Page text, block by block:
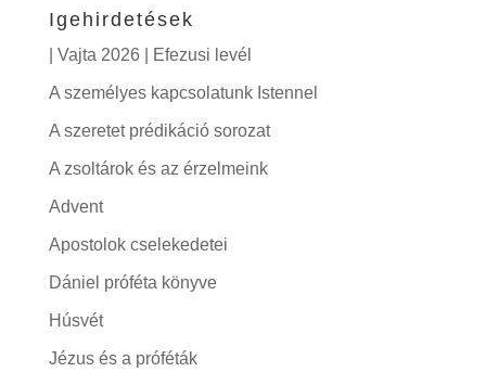
Igehirdetések
| Vajta 2026 | Efezusi levél
A személyes kapcsolatunk Istennel
A szeretet prédikáció sorozat
A zsoltárok és az érzelmeink
Advent
Apostolok cselekedetei
Dániel próféta könyve
Húsvét
Jézus és a próféták